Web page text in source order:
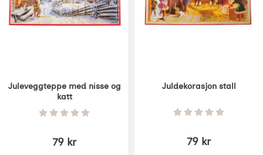
Juleveggteppe med nisse og
katt
Varenummer 1277Vurdering: 0 Stjerne av 5
79 kr
Juldekorasjon stall
Varenummer 1279Vurdering: 0
79 kr